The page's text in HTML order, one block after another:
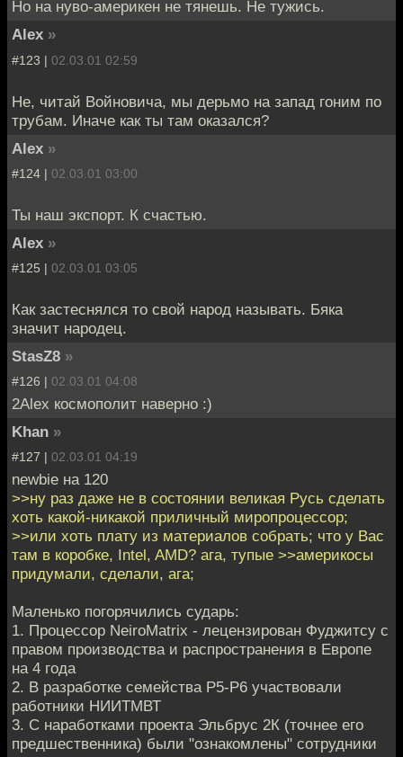
Но на нуво-америкен не тянешь. Не тужись.
Alex »
#123 | 02.03.01 02:59
Не, читай Войновича, мы дерьмо на запад гоним по
трубам. Иначе как ты там оказался?
Alex »
#124 | 02.03.01 03:00
Ты наш экспорт. К счастью.
Alex »
#125 | 02.03.01 03:05
Как застеснялся то свой народ называть. Бяка
значит народец.
StasZ8 »
#126 | 02.03.01 04:08
2Alex космополит наверно :)
Khan »
#127 | 02.03.01 04:19
newbie на 120
>>ну раз даже не в состоянии великая Русь сделать
хоть какой-никакой приличный миропроцессор;
>>или хоть плату из материалов собрать; что у Вас
там в коробке, Intel, AMD? ага, тупые >>америкосы
придумали, сделали, ага;
Маленько погорячились сударь:
1. Процессор NeiroMatrix - лецензирован Фуджитсу с
правом производства и распространения в Европе
на 4 года
2. В разработке семейства P5-P6 участвовали
работники НИИТМВТ
3. С наработками проекта Эльбрус 2К (точнее его
предшественника) были "ознакомлены" сотрудники